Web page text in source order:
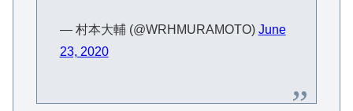
— 村本大輔 (@WRHMURAMOTO) June
23, 2020